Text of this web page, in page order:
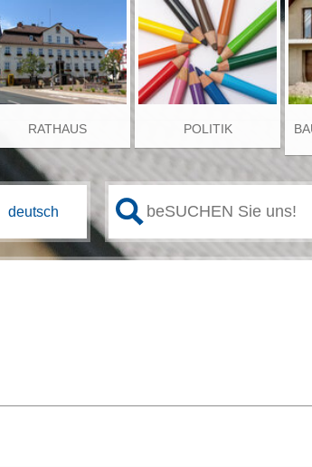
RATHAUS POLITIK